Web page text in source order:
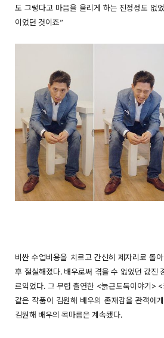
도 그렇다고 마음을 울리게 하는 진정성도 없
이었던 것이죠”
비싼 수업비용을 치르고 간신히 제자리로 돌
후 절실해졌다. 배우로써 겪을 수 없었던 값진
르익었다. 그 무렵 출연한 <늙근도둑이야기>
같은 작품이 김원해 배우의 존재감을 관객에
김원해 배우의 목마름은 계속됐다.